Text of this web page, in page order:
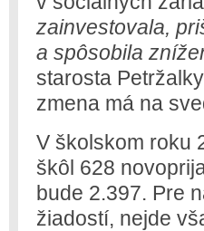
zainvestovala,
a spôsobila
starosta
zmena má na
V školskom roku
škôl 628
bude 2.397. Pre
žiadostí, nejde